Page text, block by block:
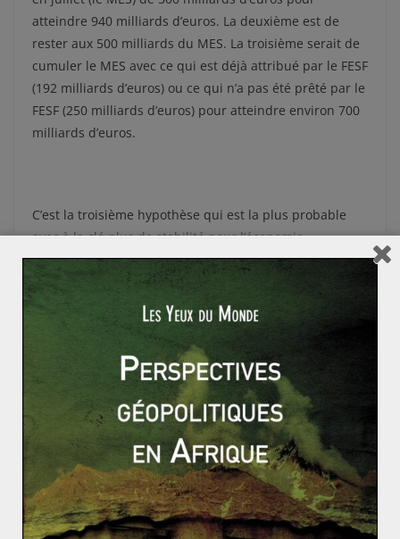
atteindre 940 milliards d’euros. La deuxième est de
rester aux 500 milliards du MES. La troisième serait de
cumuler le MES avec ce qui est déjà attribué par le FESF
(192 milliards d’euros) ou ce qui n’a pas été prêté par le
FESF (250 milliards d’euros) pour atteindre environ 700
milliards d’euros.
C’est la troisième hypothèse qui est la plus probable
avec à la clé plus de stabilité pour l’économie
européenne qui a bien besoin de calme, elle et
l’économie mondiale.
Equateur : les indigènes dans la rue contre Correa
La fausse menace nucléaire nord-coréenne